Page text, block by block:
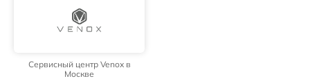
Сервисный центр Venox в
Москве